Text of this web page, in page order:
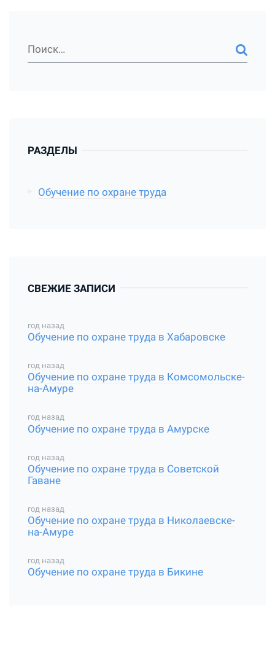
РАЗДЕЛЫ
Обучение по охране труда
СВЕЖИЕ ЗАПИСИ
год назад
Обучение по охране труда в Хабаровске
год назад
Обучение по охране труда в Комсомольске-
на-Амуре
год назад
Обучение по охране труда в Амурске
год назад
Обучение по охране труда в Советской
Гаване
год назад
Обучение по охране труда в Николаевске-
на-Амуре
год назад
Обучение по охране труда в Бикине